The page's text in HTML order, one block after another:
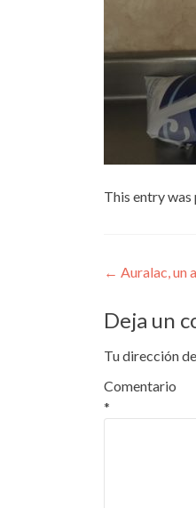
This entry
de
← Auralac, un
Deja un
Tu dirección
Comentario
*